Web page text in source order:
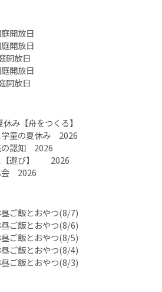
開放日
開放日
開放日
開放日
開放日
み【舟をつくる】
学童の夏休み 2026
認知 2026
【遊び】 2026
会 2026
ご飯とおやつ(8/7)
ご飯とおやつ(8/6)
ご飯とおやつ(8/5)
ご飯とおやつ(8/4)
ご飯とおやつ(8/3)